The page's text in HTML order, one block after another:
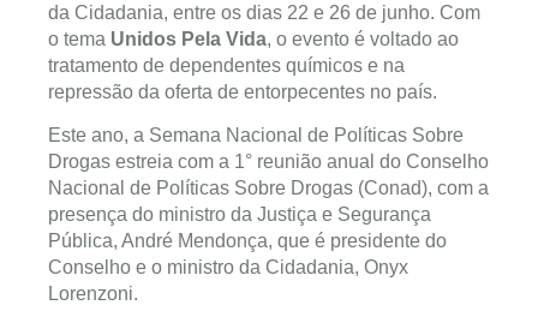
da Cidadania, entre os dias 22 e 26 de junho. Com
o tema Unidos Pela Vida, o evento é voltado ao
tratamento de dependentes químicos e na
repressão da oferta de entorpecentes no país.
Este ano, a Semana Nacional de Políticas Sobre
Drogas estreia com a 1° reunião anual do Conselho
Nacional de Políticas Sobre Drogas (Conad), com a
presença do ministro da Justiça e Segurança
Pública, André Mendonça, que é presidente do
Conselho e o ministro da Cidadania, Onyx
Lorenzoni.